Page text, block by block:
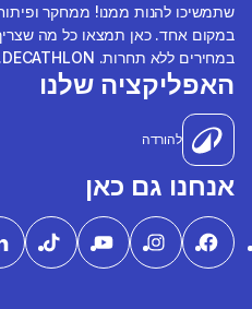
שתמשיכו להנות ממנו! ממחקר ופיתוח
במקום אחד. כאן תמצאו כל מה שצריך
במחירים ללא תחרות. DECATHLON. עושים ספורט יחד!
האפליקציה שלנו
להורדה
אנחנו גם כאן